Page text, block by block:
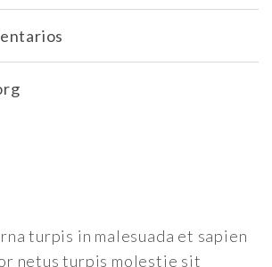
turpis in malesuada et sapien
netus turpis molestie sit